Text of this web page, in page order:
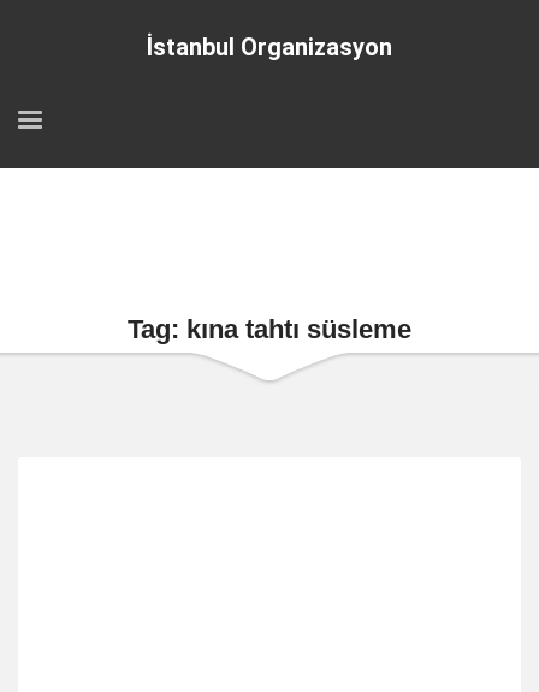
İstanbul Organizasyon
Tag: kına tahtı süsleme